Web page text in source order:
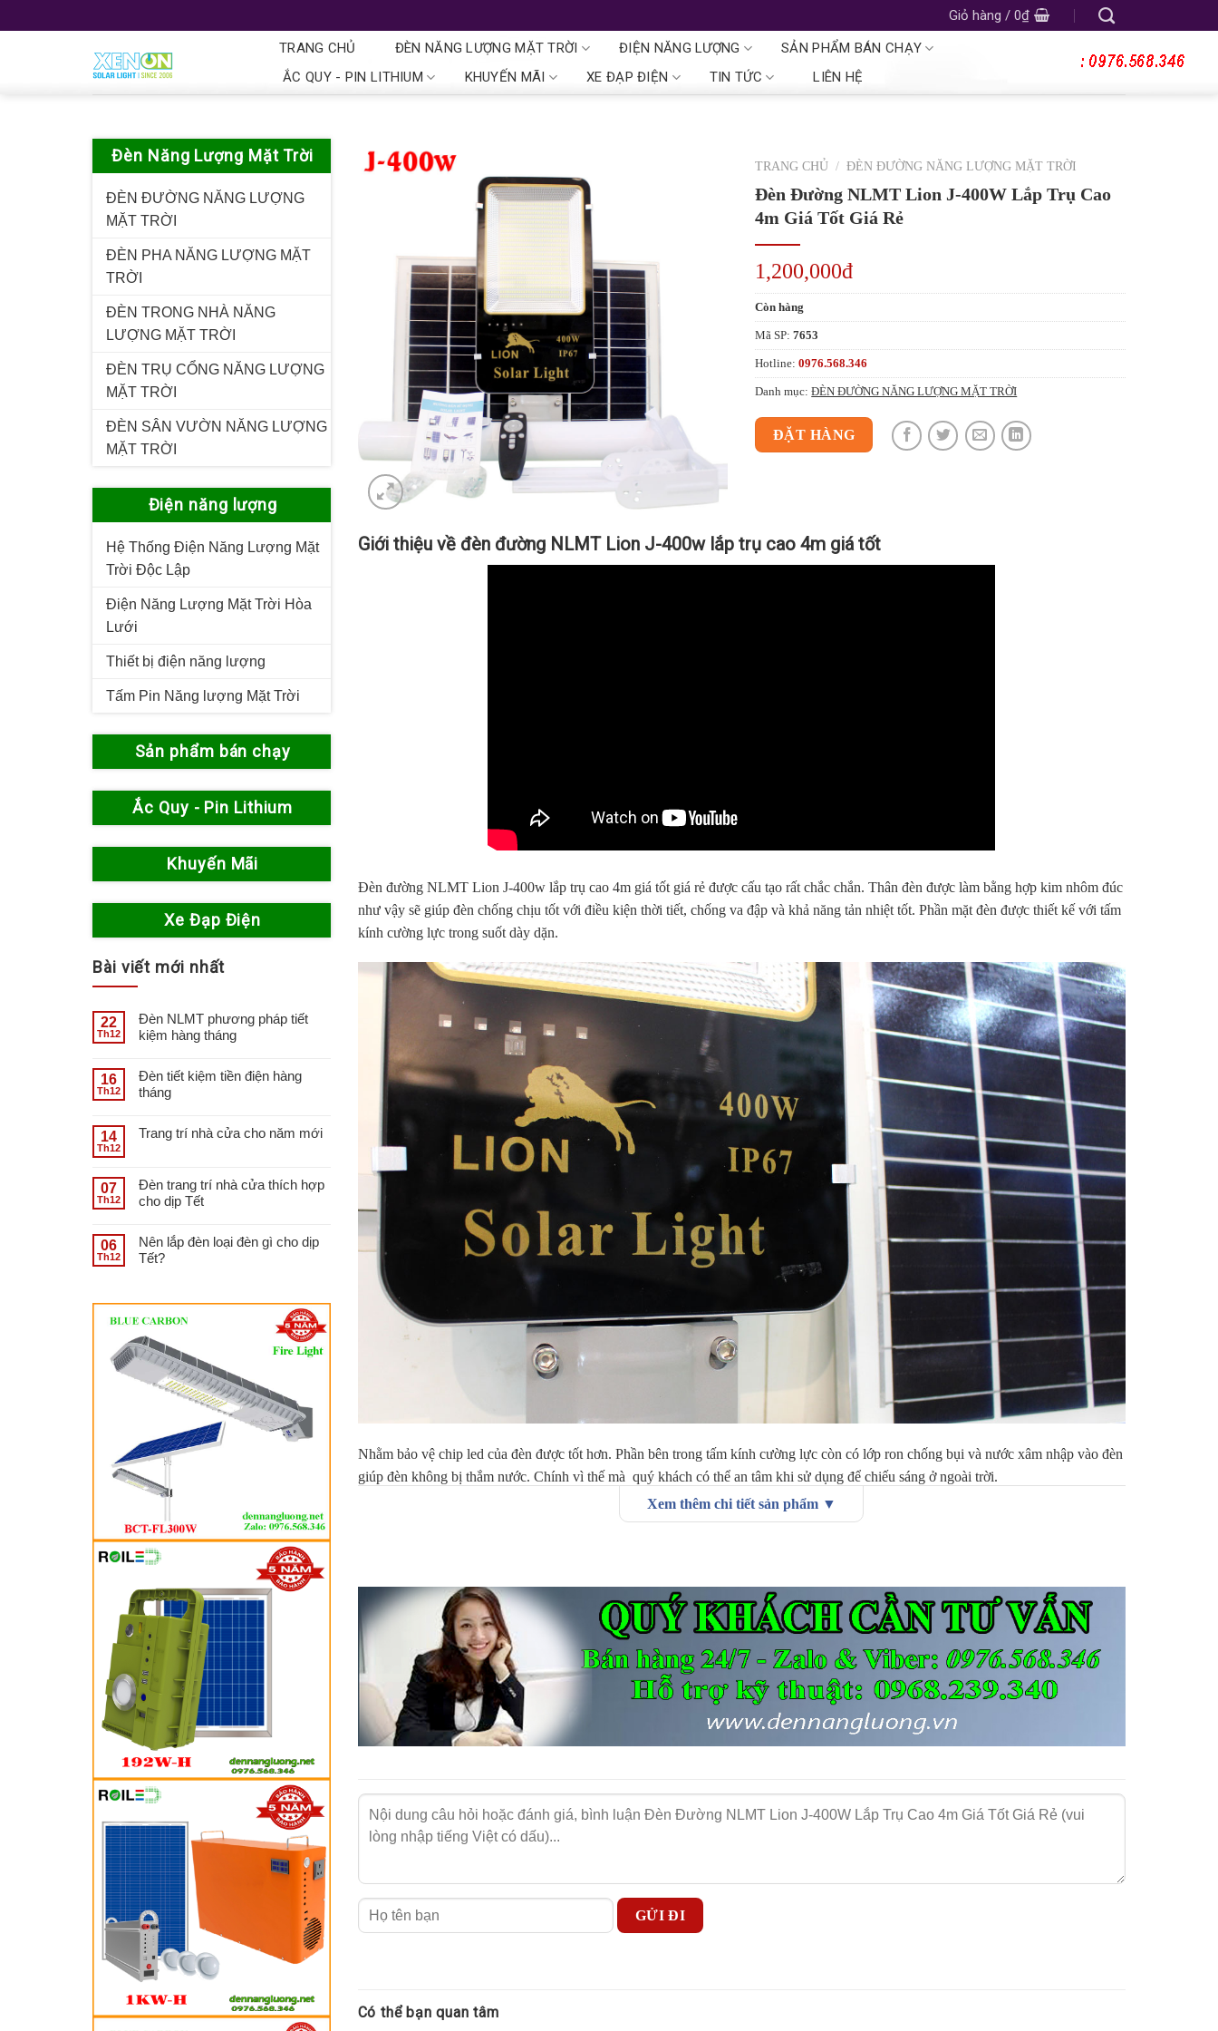
Giỏ hàng / 0₫
TRANG CHỦ
ĐÈN NĂNG LƯỢNG MẶT TRỜI ĐIỆN NĂNG LƯỢNG
SẢN PHẨM BÁN CHẠY
ẮC QUY - PIN LITHIUM
KHUYẾN MÃI XE ĐẠP ĐIỆN TIN TỨC LIÊN HỆ
Đèn Năng Lượng Mặt Trời
ĐÈN ĐƯỜNG NĂNG LƯỢNG
MẶT TRỜI
ĐÈN PHA NĂNG LƯỢNG MẶT
TRỜI
ĐÈN TRONG NHÀ NĂNG
LƯỢNG MẶT TRỜI
ĐÈN TRỤ CỔNG NĂNG LƯỢNG
MẶT TRỜI
ĐÈN SÂN VƯỜN NĂNG LƯỢNG
MẶT TRỜI
Điện năng lượng
Hệ Thống Điện Năng Lượng Mặt
Trời Độc Lập
Điện Năng Lượng Mặt Trời Hòa
Lưới
Thiết bị điện năng lượng
Tấm Pin Năng lượng Mặt Trời
Sản phẩm bán chạy
Ắc Quy - Pin Lithium
Khuyến Mãi
Xe Đạp Điện
Bài viết mới nhất
22
Th12
Đèn NLMT phương pháp tiết
kiệm hàng tháng
16
Th12
Đèn tiết kiệm tiền điện hàng
tháng
14
Th12
Trang trí nhà cửa cho năm mới
07
Th12
Đèn trang trí nhà cửa thích hợp
cho dịp Tết
06
Th12
Nên lắp đèn loại đèn gì cho dịp
Tết?
TRANG CHỦ / ĐÈN ĐƯỜNG NĂNG LƯỢNG MẶT TRỜI
Đèn Đường NLMT Lion J-400W Lắp Trụ Cao
4m Giá Tốt Giá Rẻ
1,200,000đ
Còn hàng
Mã SP:7653
Hotline:0976.568.346
Danh mục:ĐÈN ĐƯỜNG NĂNG LƯỢNG MẶT TRỜI
ĐẶT HÀNG
Giới thiệu về đèn đường NLMT Lion J-400w lắp trụ cao 4m giá tốt
Đèn đường NLMT Lion J-400w lắp trụ cao 4m giá tốt giá rẻ được cấu tạo rất chắc chắn. Thân đèn được làm bằng hợp kim nhôm đúc
như vậy sẽ giúp đèn chống chịu tốt với điều kiện thời tiết, chống va đập và khả năng tản nhiệt tốt. Phần mặt đèn được thiết kế với tấm
kính cường lực trong suốt dày dặn.
Nhằm bảo vệ chip led của đèn được tốt hơn. Phần bên trong tấm kính cường lực còn có lớp ron chống bụi và nước xâm nhập vào đèn
giúp đèn không bị thắm nước. Chính vì thế mà quý khách có thể an tâm khi sử dụng để chiếu sáng ở ngoài trời.
Xem thêm chi tiết sản phẩm ▼
Có thể bạn quan tâm